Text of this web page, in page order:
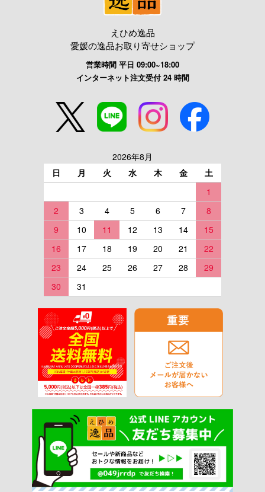
えひめ逸品
愛媛の逸品お取り寄せショップ
営業時間 平日 09:00~18:00
インターネット注文受付 24 時間
2026年8月
日
月 火 水 木 金
土
1
2
3 4 5 6 7
8
9
10 11 12 13 14
15
16
17 18 19 20 21
22
23
24 25 26 27 28
29
30
31